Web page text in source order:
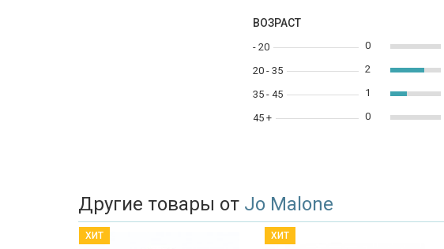
ВОЗРАСТ
- 20
20 - 35
35 - 45
45 +
0
2
1
0
Другие товары от Jo Malone
ХИТ ХИТ